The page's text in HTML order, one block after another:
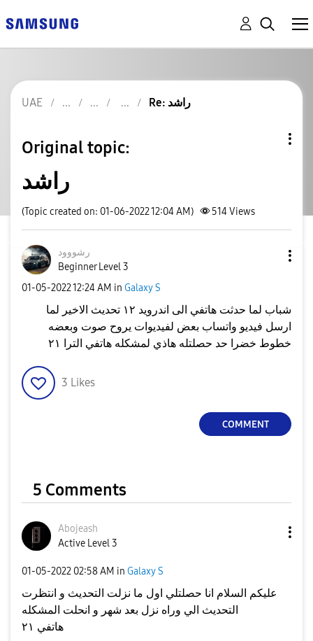
UAE Re: راشد
Original topic:
راشد
(Topic created on: 01-06-2022 12:04 AM) 514Views
رشووود
Beginner Level 3
‎01-05-202212:24 AM in Galaxy S
شباب لما حدثت هاتفي الى اندرويد ١٢ تحديث الاخير لما
ارسل فيديو واتساب بعض لفيديوات يروح صوت وبعضه
خطوط خضرا حد حصلتله هاذي لمشكله هاتفي الترا ٢١
3 Likes
COMMENT
5 Comments
Abojeash
Active Level 3
‎01-05-2022 02:58 AM in Galaxy S
عليكم السلام انا حصلتلي اول ما نزلت التحديث و انتظرت
التحديث الي وراه نزل بعد شهر و انحلت المشكله
هاتفي ٢١